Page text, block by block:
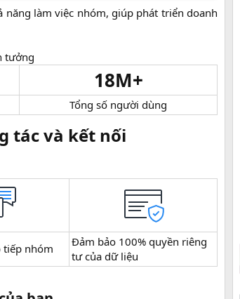
làm việc nhóm, giúp phát triển doanh
tưởng​
18M+
Tổng số người dùng​
tác và kết nối
tiếp nhóm​
Đảm bảo 100% quyền riêng
tư của dữ liệu